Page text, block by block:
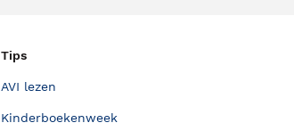
Tips
AVI lezen
Kinderboekenweek